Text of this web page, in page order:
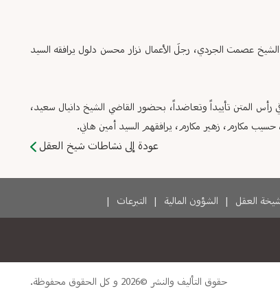
عصمت الجردي، رجلَ الأعمال نزار محسن دلول يرافقه السيد
المتن تأييداً وتعاضداً، بحضور القاضي الشيخ دانيال سعيد،
مكارم، زهير مكارم، يرافقهم السيد أمين هاني.
عودة إلى نشاطات شيخ العقل
العقل | الشؤون المالية | التبرعات |
حقوق التأليف والنشر ©2026 و كل الحقوق محفوظة.